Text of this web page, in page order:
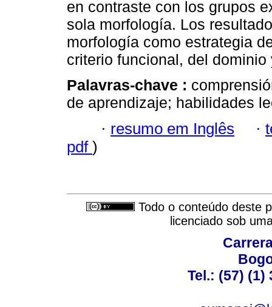
en contraste con los grupos
sola morfología. Los
morfología como estrategia
criterio funcional, del
Palavras-chave :
de aprendizaje; habilidades
· resumo em Inglês ·
pdf )
Todo o conteúdo deste
licenciado sob
Tel.: (57) (1)